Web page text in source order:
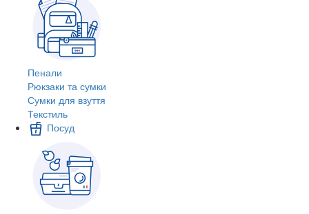
Пенали
Рюкзаки та сумки
Сумки для взуття
Текстиль
Посуд